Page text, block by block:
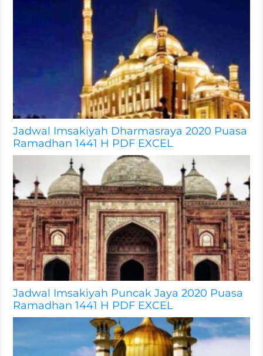
Jadwal Imsakiyah Dharmasraya 2020 Puasa
Ramadhan 1441 H PDF EXCEL
Jadwal Imsakiyah Puncak Jaya 2020 Puasa
Ramadhan 1441 H PDF EXCEL